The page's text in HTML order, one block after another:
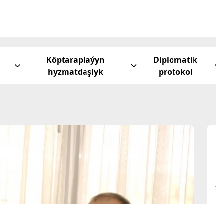
Köptaraplaýyn
hyzmatdaşlyk
Diplomatik
protokol